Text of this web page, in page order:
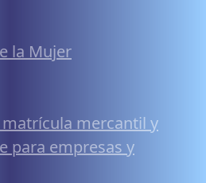
la Mujer
mercantil y
para empresas y